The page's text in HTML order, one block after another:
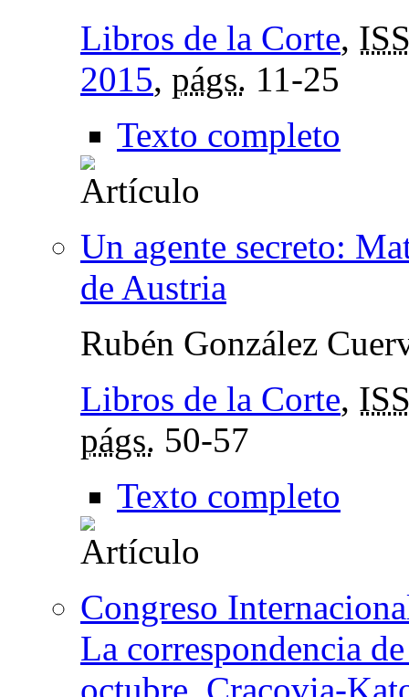
Libros de la Corte,
2015, págs. 11-25
Texto completo
Un agente secreto:
de Austria
Rubén González
Libros de la Corte,
págs. 50-57
Texto completo
Congreso
La correspondencia
octubre, Cracovia-